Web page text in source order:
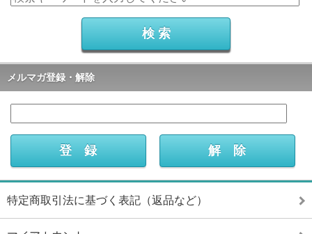
メルマガ登録・解除
特定商取引法に基づく表記（返品など）